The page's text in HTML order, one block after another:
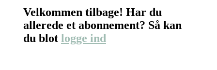
Velkommen tilbage! Har du
allerede et abonnement? Så kan
du blot logge ind